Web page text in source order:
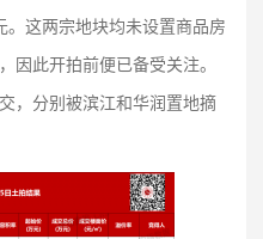
这两宗地块均未设置商品房
因此开拍前便已备受关注。
，分别被滨江和华润置地摘